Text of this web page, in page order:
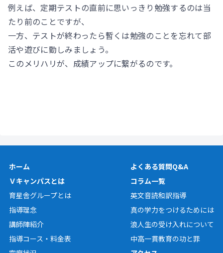
例えば、定期テストの直前に思いっきり勉強するのは当
たり前のことですが、
一方、テストが終わったら暫くは勉強のことを忘れて部
活や遊びに勤しみましょう。
このメリハリが、成績アップに繋がるのです。
ホーム
Ｖキャンパスとは
育星舎グループとは
指導理念
講師陣紹介
指導コース・料金表
よくある質問Q&A
コラム一覧
英文音読和訳指導
真の学力をつけるためには
浪人生の受け入れについて
中高一貫教育の功と罪